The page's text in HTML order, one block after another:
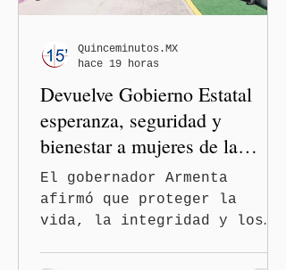
mensaje difundido en redes
informó que la Secretaría
de Salud activó de mane
Devuelve Gobierno Estatal
esperanza, seguridad y
bienestar a mujeres de la
periferia urbana
El gobernador Armenta
afirmó que proteger la
vida, la integridad y los
Quinceminutos.MX
hace 19 horas